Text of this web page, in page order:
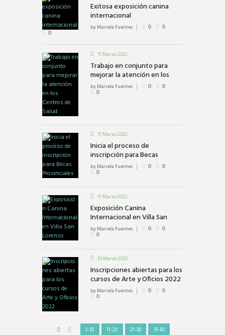
Exitosa exposición canina
internacional
byMariela Fuentes 0
0
0
11 Marzo 2022
Trabajo en conjunto para
mejorar la atención en los
Centros de Salud
byMariela Fuentes 0
0
0
11 Marzo 2022
Inicia el proceso de
inscripción para Becas
Provinciales
byMariela Fuentes 0
0
0
11 Marzo 2022
Exposición Canina
Internacional en Villa San
Lorenzo
byMariela Fuentes 0
0
0
10 Marzo 2022
Inscripciones abiertas para los
cursos de Arte y Oficios 2022
byMariela Fuentes 0
0
0
1-10 11-20 21-30
31-40